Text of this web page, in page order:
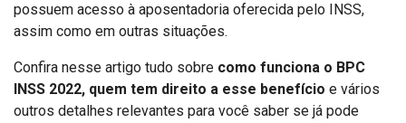
possuem acesso à aposentadoria oferecida pelo INSS,
assim como em outras situações.
Confira nesse artigo tudo sobre como funciona o BPC
INSS 2022, quem tem direito a esse benefício e vários
outros detalhes relevantes para você saber se já pode